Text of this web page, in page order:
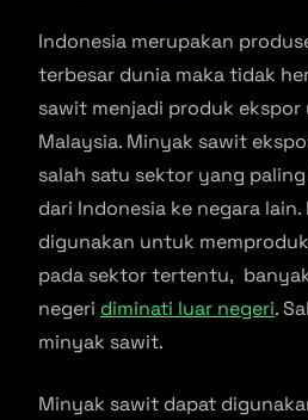
Indonesia merupakan
terbesar dunia maka tidak
sawit menjadi produk ekspor
Malaysia. Minyak sawit
salah satu sektor yang
dari Indonesia ke negara
digunakan untuk
pada sektor tertentu,
negeri diminati luar negeri.
minyak sawit.
Minyak sawit dapat